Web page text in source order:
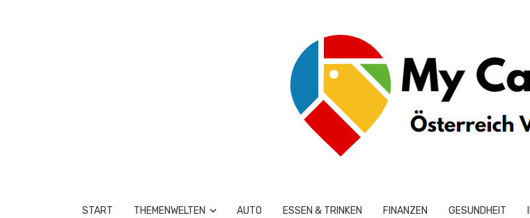
START THEMENWELTEN AUTO ESSEN & TRINKEN FINANZEN GESUNDHEIT